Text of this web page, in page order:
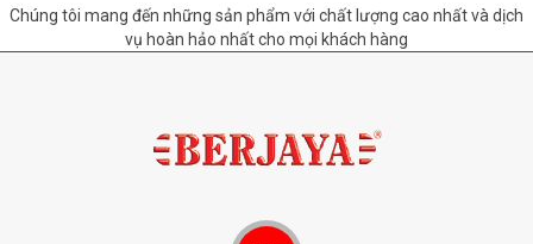
Chúng tôi mang đến những sản phẩm với chất lượng cao nhất và dịch
vụ hoàn hảo nhất cho mọi khách hàng